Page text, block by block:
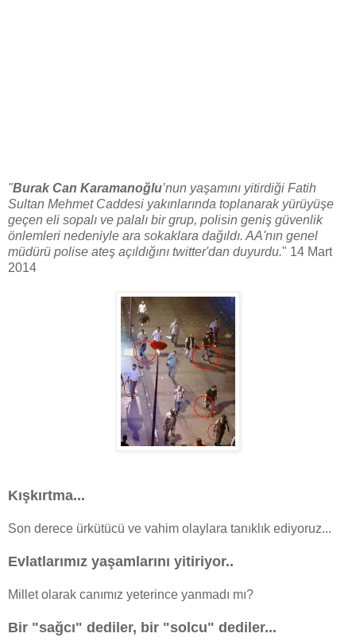
"Burak Can Karamanoğlu’nun yaşamını yitirdiği Fatih
Sultan Mehmet Caddesi yakınlarında toplanarak yürüyüşe
geçen eli sopalı ve palalı bir grup, polisin geniş güvenlik
önlemleri nedeniyle ara sokaklara dağıldı. AA'nın genel
müdürü polise ateş açıldığını twitter'dan duyurdu." 14 Mart
2014
Kışkırtma...
Son derece ürkütücü ve vahim olaylara tanıklık ediyoruz...
Evlatlarımız yaşamlarını yitiriyor..
Millet olarak canımız yeterince yanmadı mı?
Bir "sağcı" dediler, bir "solcu" dediler...